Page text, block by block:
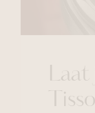
Laat